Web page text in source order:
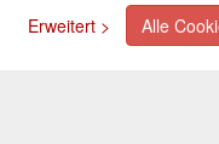
Erweitert >
Alle